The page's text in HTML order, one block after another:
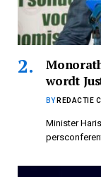
wordt
BY REDACTIE
Minister